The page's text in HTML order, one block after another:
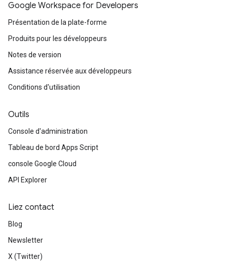
Google Workspace for Developers
Présentation de la plate-forme
Produits pour les développeurs
Notes de version
Assistance réservée aux développeurs
Conditions d'utilisation
Outils
Console d'administration
Tableau de bord Apps Script
console Google Cloud
API Explorer
Liez contact
Blog
Newsletter
X (Twitter)